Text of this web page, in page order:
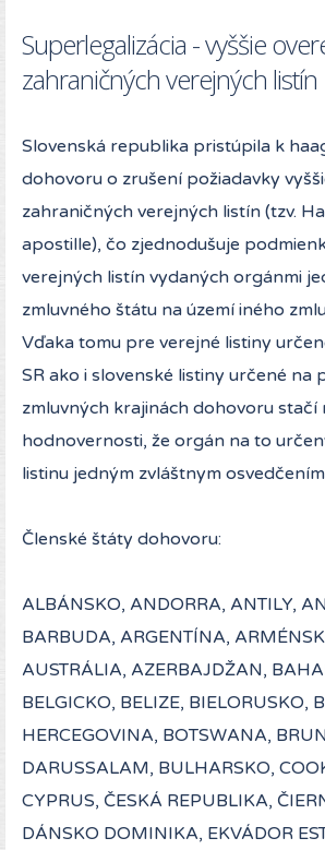
Superlegalizácia - vyššie
zahraničných verejných listín
Slovenská republika pristúpila k
dohovoru o zrušení požiadavky
zahraničných verejných listín (tzv.
apostille), čo zjednodušuje
verejných listín vydaných orgánmi
zmluvného štátu na území iného
Vďaka tomu pre verejné listiny
SR ako i slovenské listiny určené na
zmluvných krajinách dohovoru stačí
hodnovernosti, že orgán na to
listinu jedným zvláštnym
Členské štáty dohovoru:
ALBÁNSKO, ANDORRA, ANTILY,
BARBUDA, ARGENTÍNA,
AUSTRÁLIA, AZERBAJDŽAN,
BELGICKO, BELIZE, BIELORUSKO,
HERCEGOVINA, BOTSWANA,
DARUSSALAM, BULHARSKO,
CYPRUS, ČESKÁ REPUBLIKA,
DÁNSKO DOMINIKA, EKVÁDOR